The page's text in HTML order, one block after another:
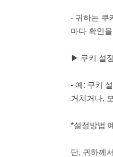
- 귀하는 쿠
마다 확인
▶ 쿠키 설
- 예: 쿠키
거치거나,
*설정방법
단, 귀하께